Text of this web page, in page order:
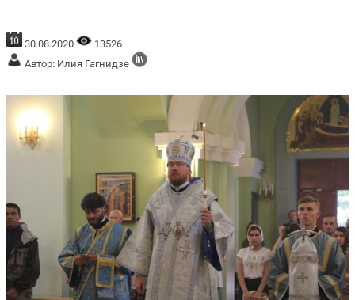
30.08.2020
13526
Автор: Илия Гагнидзе